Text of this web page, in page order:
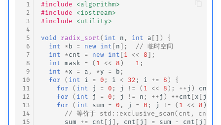
1
2
3
4
5
6
7
8
9
10
11
12
13
14
15
#include
<algorithm>
#include
<iostream>
#include
<utility>
void radix_sort( int n , int a [])
{
int
* b = new int [ n ];
// 临时空间
int
* cnt = new int [ 1 << 8 ];
int
mask = ( 1 << 8 ) - 1 ;
int
* x = a , * y = b ;
for
( int i = 0 ; i < 32 ; i += 8 )
{
for
( int j = 0 ; j != ( 1 << 8 ); ++ j ) cnt
for
( int j = 0 ; j != n ; ++ j ) ++ cnt [ x [ j
for
( int sum = 0 , j = 0 ; j != ( 1 << 8 );
// 等价于 std::exclusive_scan(cnt, cnt
sum
+= cnt [ j ], cnt [ j ] = sum - cnt [ j ];